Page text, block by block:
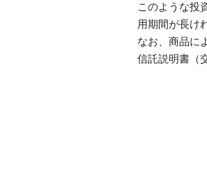
このような投
用期間が長け
なお、商品に
信託説明書（